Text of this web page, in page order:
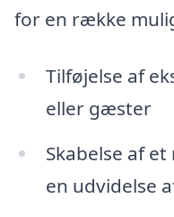
for en række
Tilføjelse af
eller gæster
Skabelse af
en udvidelse